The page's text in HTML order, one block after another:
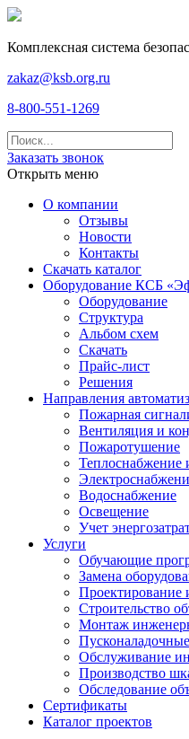
Комплексная система
zakaz@ksb.org.ru
8-800-551-1269
Заказать звонок
Открыть меню
О компании
Отзывы
Новости
Контакты
Скачать каталог
Оборудование КСБ
Оборудование
Структура
Альбом схем
Скачать
Прайс-лист
Решения
Направления
Пожарная
Вентиляция и
Пожаротушение
Теплоснабжение
Водоснабжение
Освещение
Учет
Услуги
Обучающие
Замена
Проектирование
Строительство
Монтаж
Обслуживание
Производство
Обследование
Сертификаты
Каталог проектов